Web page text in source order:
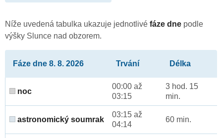
Níže uvedená tabulka ukazuje jednotlivé fáze dne podle
výšky Slunce nad obzorem.
Fáze dne 8. 8. 2026 Trvání Délka
noc
00:00 až
03:15
3 hod. 15
min.
astronomický soumrak
03:15 až
04:14
60 min.